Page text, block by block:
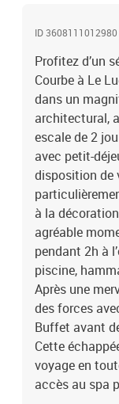
ID 3608111012980
Profitez d’un
Courbe à Le
dans un
architectural,
escale de 2
avec petit-
disposition de
à la
agréable
pendant 2h à
piscine,
Après une
des forces
Buffet avant
Cette
voyage en
accès au spa